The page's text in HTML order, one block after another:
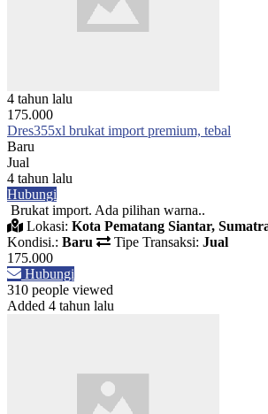
4 tahun lalu
175.000
Dres355xl brukat import premium, tebal
Baru
Jual
4 tahun lalu
Hubungi
Brukat import. Ada pilihan warna..
Lokasi: Kota Pematang Siantar,
Kondisi.: Baru Tipe Transaksi: Jual
175.000
Hubungi
310 people viewed
Added 4 tahun lalu